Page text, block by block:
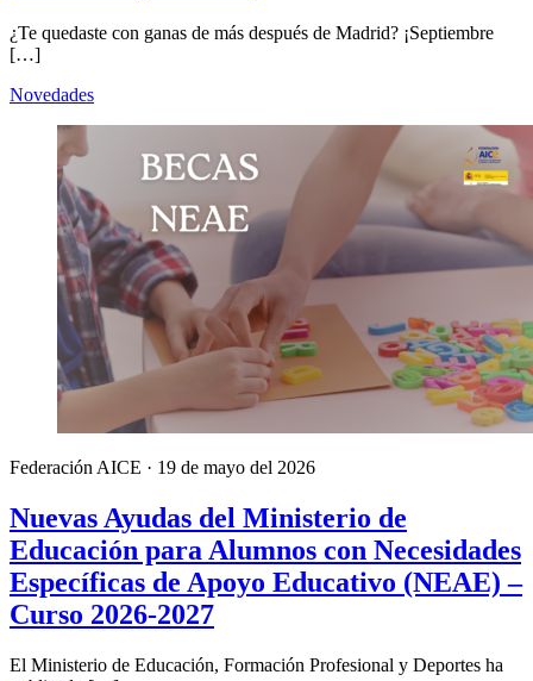
¿Te quedaste con ganas de más después de Madrid? ¡Septiembre
[…]
Novedades
Federación AICE · 19 de mayo del 2026
Nuevas Ayudas del Ministerio de
Educación para Alumnos con Necesidades
Específicas de Apoyo Educativo (NEAE) –
Curso 2026-2027
El Ministerio de Educación, Formación Profesional y Deportes ha